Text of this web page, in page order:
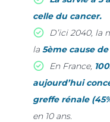
celle du cancer.
D’ici 2040, la
la 5ème cause
En France,
aujourd’hui
greffe rénale
en 10 ans.